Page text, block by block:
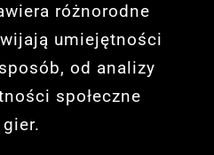
różnorodne
umiejętności
od analizy
społeczne